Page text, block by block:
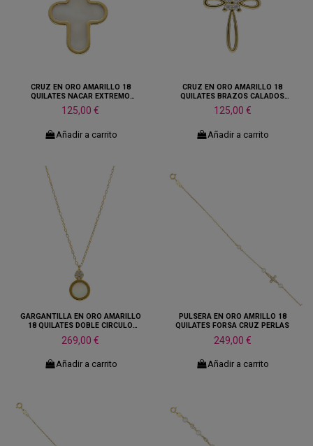
CRUZ EN ORO AMARILLO 18
QUILATES NACAR EXTREMO
REDONDO
125,00 €
Añadir a carrito
CRUZ EN ORO AMARILLO 18
QUILATES BRAZOS CALADOS
CIRCONITA CENTRO
125,00 €
Añadir a carrito
GARGANTILLA EN ORO AMARILLO
18 QUILATES DOBLE CIRCULO
NACAR PIEDRAS
269,00 €
Añadir a carrito
PULSERA EN ORO AMRILLO 18
QUILATES FORSA CRUZ PERLAS
249,00 €
Añadir a carrito